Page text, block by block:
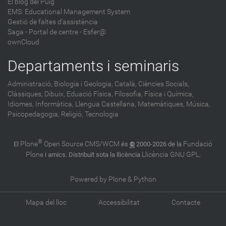
EMS: Educational Management System
Gestió de faltes d'assistència
Saga - Portal de centre - Esfer@
ownCloud
Departaments i seminaris
Administració, Biologia i Geologia, Català, Ciències Socials,
Clàssiques, Dibuix, Eduació Física, Filosofia, Física i Química,
Idiomes, Informàtica, Llengua Castellana, Matemàtiques, Música,
Psicopedagogia, Religió, Tecnologia
El Plone® Open Source CMS/WCM és © 2000-2026 de la Fundació
Plonei amics. Distribuït sota la llicència Llicència GNU GPL.
Powered by Plone & Python
Mapa del lloc Accessibilitat Contacte